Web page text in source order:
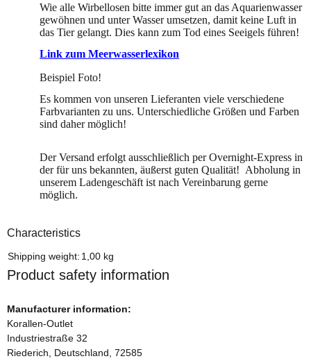
Wie alle Wirbellosen bitte immer gut an das Aquarienwasser
gewöhnen und unter Wasser umsetzen, damit keine Luft in
das Tier gelangt. Dies kann zum Tod eines Seeigels führen!
Link zum Meerwasserlexikon
Beispiel Foto!
Es kommen von unseren Lieferanten viele verschiedene
Farbvarianten zu uns. Unterschiedliche Größen und Farben
sind daher möglich!
Der Versand erfolgt ausschließlich per Overnight-Express in
der für uns bekannten, äußerst guten Qualität! Abholung in
unserem Ladengeschäft ist nach Vereinbarung gerne
möglich.
Characteristics
Item information
Value
Shipping weight: 1,00 kg
Product safety information
Manufacturer information:
Korallen-Outlet
Industriestraße 32
Riederich, Deutschland, 72585